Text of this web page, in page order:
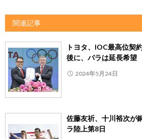
関連記事
トヨタ、IOC最高位契
後に、パラは延長希望
2024年5月24日
佐藤友祈、十川裕次が
ラ陸上第8日